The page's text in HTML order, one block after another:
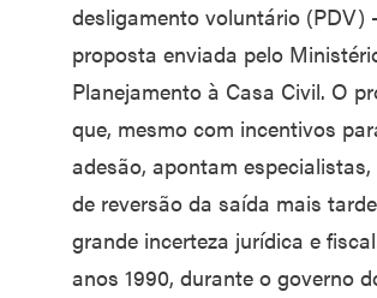
desligamento voluntário (PDV)
proposta enviada pelo
Planejamento à Casa Civil. O
que, mesmo com incentivos
adesão, apontam
de reversão da saída mais
grande incerteza jurídica e
anos 1990, durante o governo